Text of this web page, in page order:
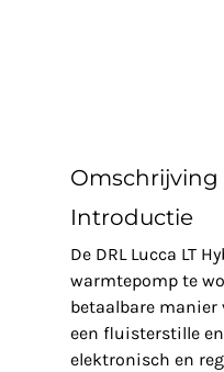
Omschrijving
Introductie
De DRL Lucca LT
warmtepomp te
betaalbare manier
een fluisterstille
elektronisch en